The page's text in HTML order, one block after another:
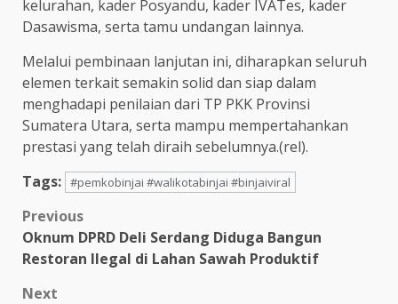
kelurahan, kader Posyandu, kader IVATes, kader
Dasawisma, serta tamu undangan lainnya.
Melalui pembinaan lanjutan ini, diharapkan seluruh
elemen terkait semakin solid dan siap dalam
menghadapi penilaian dari TP PKK Provinsi
Sumatera Utara, serta mampu mempertahankan
prestasi yang telah diraih sebelumnya.(rel).
Tags: #pemkobinjai #walikotabinjai #binjaiviral
Post
navigation
Previous
Oknum DPRD Deli Serdang Diduga Bangun
Restoran Ilegal di Lahan Sawah Produktif
Next